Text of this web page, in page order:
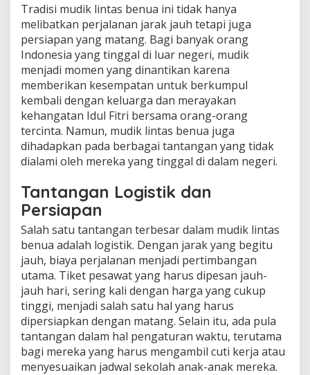
Tradisi mudik lintas benua ini tidak hanya
melibatkan perjalanan jarak jauh tetapi juga
persiapan yang matang. Bagi banyak orang
Indonesia yang tinggal di luar negeri, mudik
menjadi momen yang dinantikan karena
memberikan kesempatan untuk berkumpul
kembali dengan keluarga dan merayakan
kehangatan Idul Fitri bersama orang-orang
tercinta. Namun, mudik lintas benua juga
dihadapkan pada berbagai tantangan yang tidak
dialami oleh mereka yang tinggal di dalam negeri.
Tantangan Logistik dan
Persiapan
Salah satu tantangan terbesar dalam mudik lintas
benua adalah logistik. Dengan jarak yang begitu
jauh, biaya perjalanan menjadi pertimbangan
utama. Tiket pesawat yang harus dipesan jauh-
jauh hari, sering kali dengan harga yang cukup
tinggi, menjadi salah satu hal yang harus
dipersiapkan dengan matang. Selain itu, ada pula
tantangan dalam hal pengaturan waktu, terutama
bagi mereka yang harus mengambil cuti kerja atau
menyesuaikan jadwal sekolah anak-anak mereka.